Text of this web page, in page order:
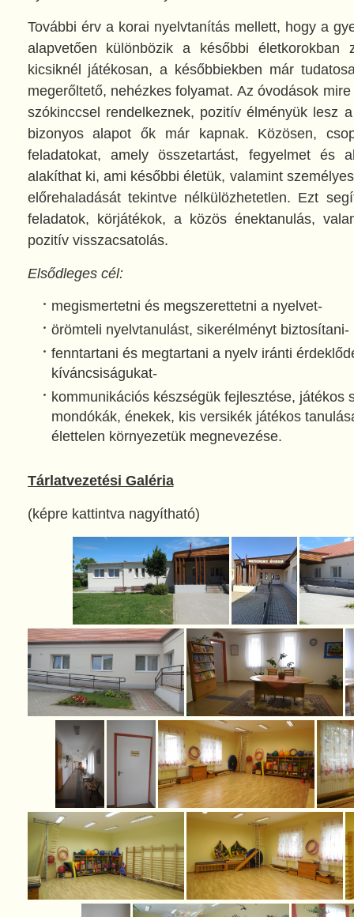
További érv a korai nyelvtanítás mellett, hogy a
alapvetően különbözik a későbbi életkorokban
kicsiknél játékosan, a későbbiekben már
megerőltető, nehézkes folyamat. Az óvodások
szókinccsel rendelkeznek, pozitív élményük lesz
bizonyos alapot ők már kapnak. Közösen,
feladatokat, amely összetartást, fegyelmet és
alakíthat ki, ami későbbi életük, valamint
előrehaladását tekintve nélkülözhetetlen. Ezt
feladatok, körjátékok, a közös énektanulás,
pozitív visszacsatolás.
Elsődleges cél:
megismertetni és megszerettetni a nyelvet-
örömteli nyelvtanulást, sikerélményt biztosítani-
fenntartani és megtartani a nyelv iránti
kíváncsiságukat-
kommunikációs készségük fejlesztése, játékos
mondókák, énekek, kis versikék játékos
élettelen környezetük megnevezése.
Tárlatvezetési Galéria
(képre kattintva nagyítható)